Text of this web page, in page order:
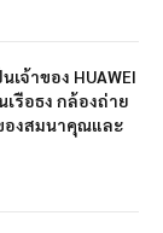
จ้าของ HUAWEI
เรือธง กล้องถ่าย
องสมนาคุณและ